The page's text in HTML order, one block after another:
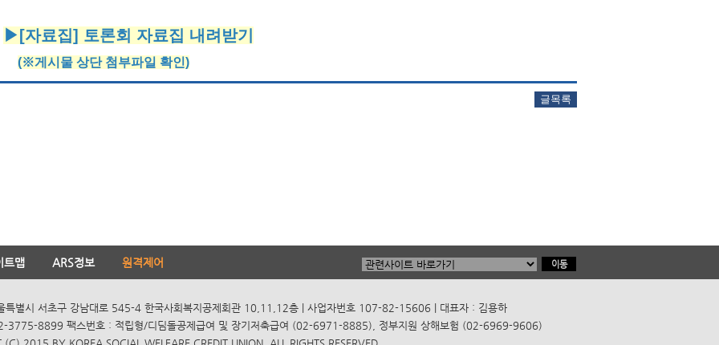
▶[자료집] 토론회 자료집 내려받기
(※게시물 상단 첨부파일 확인)
트맵 ARS정보 원격제어
별시 서초구 강남대로 545-4 한국사회복지공제회관 10,11,12층 | 사업자번호 107-82-15606 | 대표자 : 김용하
3775-8899 팩스번호 : 적립형/디딤돌공제급여 및 장기저축급여 (02-6971-8885), 정부지원 상해보험 (02-6969-9606)